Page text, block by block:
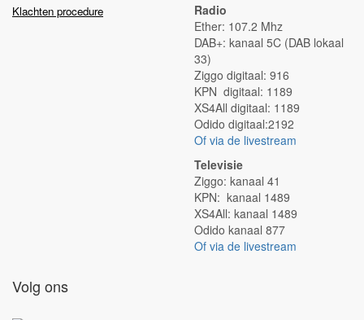
Klachten procedure
Radio
Ether: 107.2 Mhz
DAB+: kanaal 5C (DAB lokaal
33)
Ziggo digitaal: 916
KPN digitaal: 1189
XS4All digitaal: 1189
Odido digitaal:2192
Of via de livestream
Televisie
Ziggo: kanaal 41
KPN: kanaal 1489
XS4All: kanaal 1489
Odido kanaal 877
Of via de livestream
Volg ons